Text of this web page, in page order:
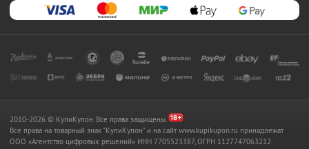
2010-2026 © КупиКупон. Все права защищены.
Все права на товарный знак "КупиКупон" и на сайт www.kupikupon.ru принадлежат
OOO «Агентство цифровых решений» ИНН 7705523387, ОГРН 1127747063212